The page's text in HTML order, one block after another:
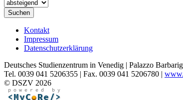
Suchen
Kontakt
Impressum
Datenschutzerklärung
Deutsches Studienzentrum in Venedig | Palazzo
Tel. 0039 041 5206355 | Fax. 0039 041 5206780 |
© DSZV 2026